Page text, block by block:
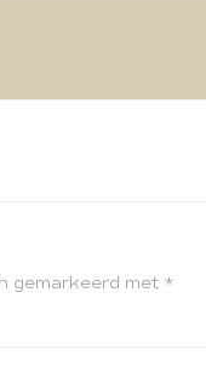
gemarkeerd met *